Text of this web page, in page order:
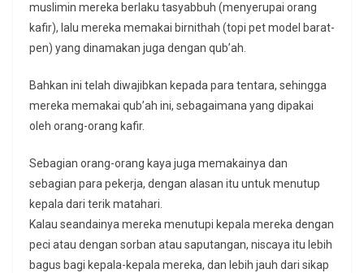
muslimin mereka berlaku tasyabbuh (menyerupai orang
kafir), lalu mereka memakai birnithah (topi pet model barat-
pen) yang dinamakan juga dengan qub’ah.
Bahkan ini telah diwajibkan kepada para tentara, sehingga
mereka memakai qub’ah ini, sebagaimana yang dipakai
oleh orang-orang kafir.
Sebagian orang-orang kaya juga memakainya dan
sebagian para pekerja, dengan alasan itu untuk menutup
kepala dari terik matahari.
Kalau seandainya mereka menutupi kepala mereka dengan
peci atau dengan sorban atau saputangan, niscaya itu lebih
bagus bagi kepala-kepala mereka, dan lebih jauh dari sikap